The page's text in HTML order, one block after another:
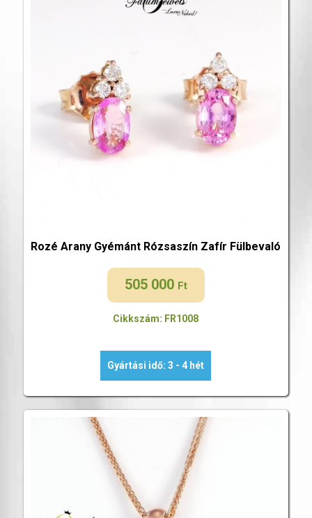
Rozé Arany Gyémánt Rózsaszín Zafír Fülbevaló
505 000 Ft
Cikkszám: FR1008
Gyártási idő: 3 - 4 hét